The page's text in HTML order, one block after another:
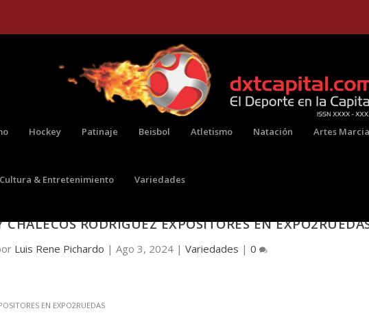
Hockey Patinaje Beisbol Atletismo Natación Artes
Cultura & Entretenimiento Variedades
RODRÍGUEZ EXPOSITORES EN
Luis Rene Pichardo |Ago 3, 2024 |Variedades |0